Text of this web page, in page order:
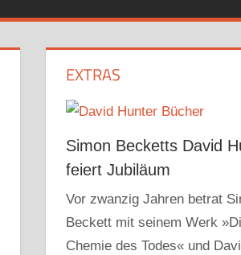
EXTRAS
Simon Becketts David
feiert Jubiläum
Vor zwanzig Jahren betrat
Beckett mit seinem Werk
Chemie des Todes« und